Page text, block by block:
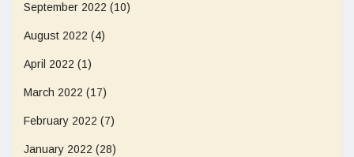
September 2022 (10)
August 2022 (4)
April 2022 (1)
March 2022 (17)
February 2022 (7)
January 2022 (28)